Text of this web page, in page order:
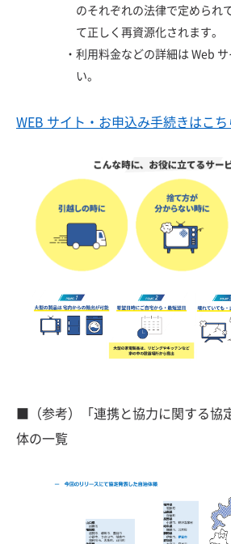
のそれぞれの法律で定められ
て正しく再資源化されます。
・ 利用料金などの詳細は Web
い。
WEB サイト・お申込み手続きはこち
■（参考）「連携と協力に関する協
体の一覧